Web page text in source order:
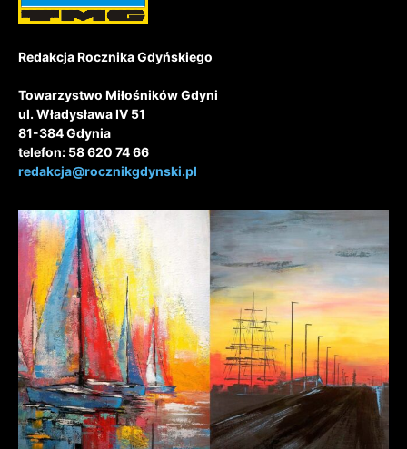
Redakcja Rocznika Gdyńskiego
Towarzystwo Miłośników Gdyni
ul. Władysława IV 51
81-384 Gdynia
telefon: 58 620 74 66
redakcja@rocznikgdynski.pl